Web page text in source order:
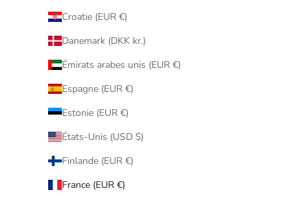
Croatie (EUR €)
Danemark (DKK kr.)
Émirats arabes unis (EUR €)
Espagne (EUR €)
Estonie (EUR €)
États-Unis (USD $)
Finlande (EUR €)
France (EUR €)